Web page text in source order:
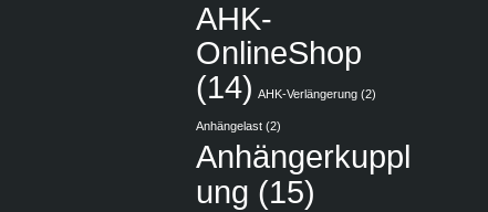
AHK-
OnlineShop
(14) AHK-Verlängerung (2)
Anhängelast (2)
Anhängerkuppl
ung (15)